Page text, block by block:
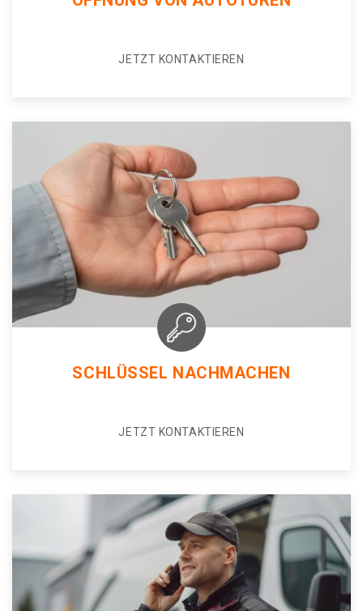
JETZT KONTAKTIEREN
SCHLÜSSEL NACHMACHEN
JETZT KONTAKTIEREN